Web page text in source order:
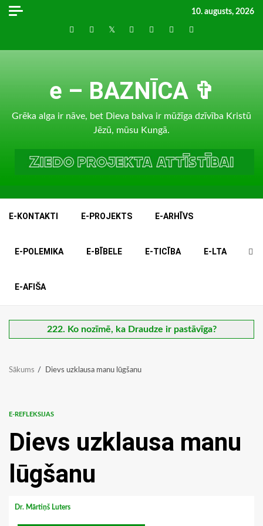
Skip
10. augusts, 2026
Draugiem
Facebook
TwitterInstagram
LinkedInwhatsapp
RSS
e – BAZNĪCA ✞
Grēka alga ir nāve, bet Dieva balva ir mūžīga dzīvība Kristū
Jēzū, mūsu Kungā.
E-KONTAKTI E-PROJEKTS E-ARHĪVS
E-POLEMIKA E-BĪBELE E-TICĪBA E-LTA
E-AFIŠA
222. Ko nozīmē, ka Draudze ir pastāvīga?
Sākums Dievs uzklausa manu lūgšanu
E-REFLEKSIJAS
Dievs uzklausa manu
lūgšanu
Dr. Mārtiņš Luters